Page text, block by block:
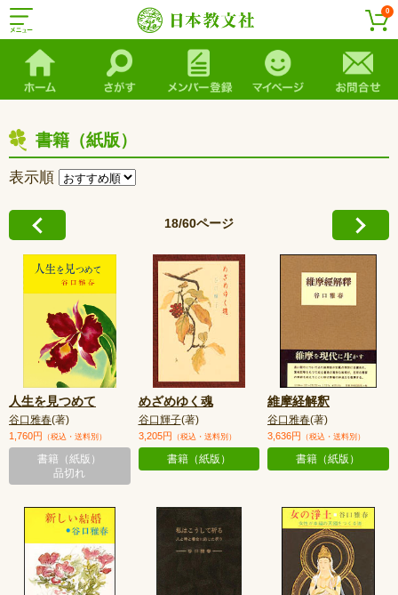
0
書籍（紙版）
表示順
18/60ページ
人生を見つめて
谷口雅春(著)
1,760円 （税込・送料別）
書籍（紙版）
品切れ
めざめゆく魂
谷口輝子(著)
3,205円 （税込・送料別）
書籍（紙版）
維摩経解釈
谷口雅春(著)
3,636円 （税込・送料別）
書籍（紙版）